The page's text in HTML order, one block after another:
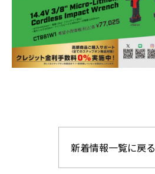
新着情報一覧に戻る